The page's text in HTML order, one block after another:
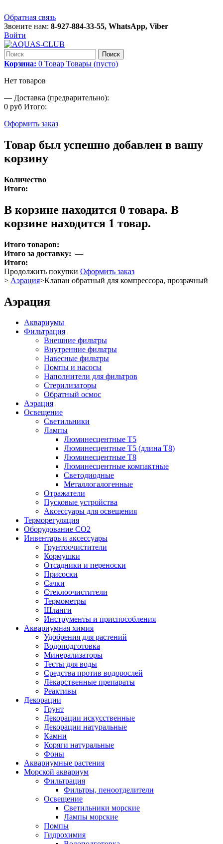
Обратная связь
Звоните нам: 8-927-884-33-55, WhatsApp, Viber
Войти
Поиск
Корзина: 0 Товар Товары (пусто)
Нет товаров
— Доставка (предварительно):
0 руб Итого:
Оформить заказ
Товар был успешно добавлен в вашу
корзину
Количество
Итого:
В корзине находится 0 товара. В
корзине находится 1 товар.
Итого товаров:
Итого за доставку: —
Итого:
Продолжить покупки Оформить заказ
> Аэрация>Клапан обратный для компрессора, прозрачный
Аэрация
Аквариумы
Фильтрация
Внешние фильтры
Внутренние фильтры
Навесные фильтры
Помпы и насосы
Наполнители для фильтров
Стерилизаторы
Обратный осмос
Аэрация
Освещение
Светильники
Лампы
Люминесцентные T5
Люминесцентные T5 (длина T8)
Люминесцентные T8
Люминесцентные компактные
Светодиодные
Металлогалогенные
Отражатели
Пусковые устройства
Аксессуары для освещения
Терморегуляция
Оборудование CO2
Инвентарь и аксессуары
Грунтоочистители
Кормушки
Отсадники и переноски
Присоски
Сачки
Стеклоочистители
Термометры
Шланги
Инструменты и приспособления
Аквариумная химия
Удобрения для растений
Водоподготовка
Минерализаторы
Тесты для воды
Средства против водорослей
Лекарственные препараты
Реактивы
Декорации
Грунт
Декорации искусственные
Декорации натуральные
Камни
Коряги натуральные
Фоны
Аквариумные растения
Морской аквариум
Фильтрация
Фильтры, пеноотделители
Освещение
Светильники морские
Лампы морские
Помпы
Гидрохимия